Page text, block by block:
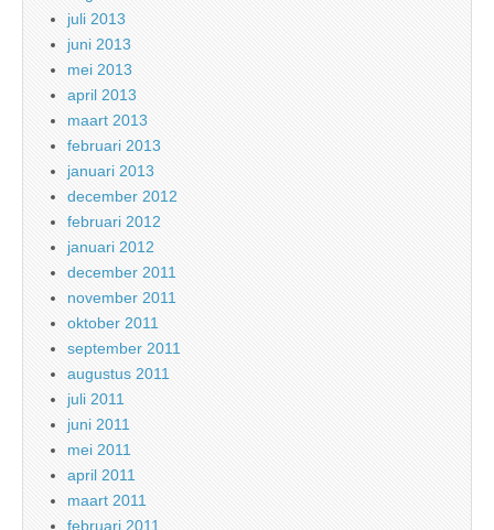
juli 2013
juni 2013
mei 2013
april 2013
maart 2013
februari 2013
januari 2013
december 2012
februari 2012
januari 2012
december 2011
november 2011
oktober 2011
september 2011
augustus 2011
juli 2011
juni 2011
mei 2011
april 2011
maart 2011
februari 2011